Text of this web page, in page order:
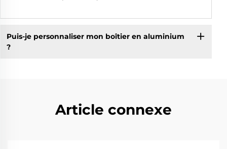
Puis-je personnaliser mon boîtier en aluminium
?
Article connexe